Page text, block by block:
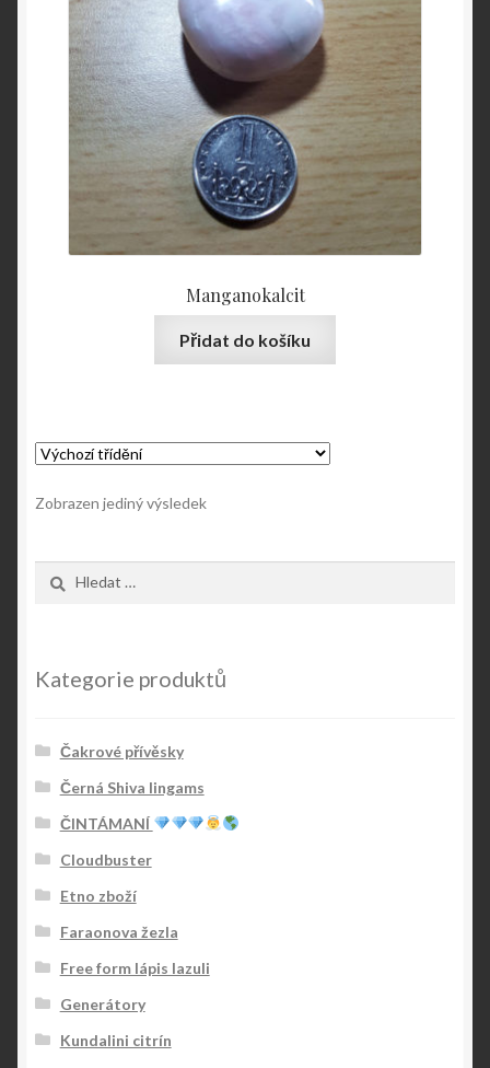
Manganokalcit
Přidat do košíku
Zobrazen jediný výsledek
Kategorie produktů
Čakrové přívěsky
Černá Shiva lingams
ČINTÁMANÍ
Cloudbuster
Etno zboží
Faraonova žezla
Free form lápis lazuli
Generátory
Kundalini citrín